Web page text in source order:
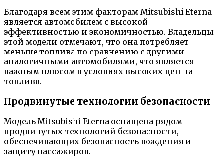
Благодаря всем этим факторам Mitsubishi Eterna
является автомобилем с высокой
эффективностью и экономичностью. Владельцы
этой модели отмечают, что она потребляет
меньше топлива по сравнению с другими
аналогичными автомобилями, что является
важным плюсом в условиях высоких цен на
топливо.
Продвинутые технологии безопасности
Модель Mitsubishi Eterna оснащена рядом
продвинутых технологий безопасности,
обеспечивающих безопасность вождения и
защиту пассажиров.